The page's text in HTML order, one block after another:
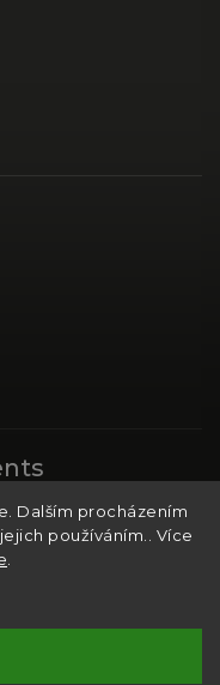
Dalším procházením
používáním.. Více
. All rights reserved.